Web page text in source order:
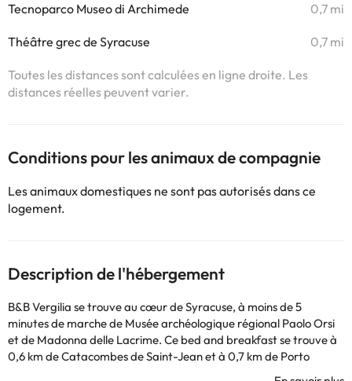
Tecnoparco Museo di Archimede 0,7 mi
Théâtre grec de Syracuse 0,7 mi
Toutes les distances sont calculées en ligne droite. Les
distances réelles peuvent varier.
Conditions pour les animaux de compagnie
Les animaux domestiques ne sont pas autorisés dans ce
logement.
Description de l'hébergement
B&B Vergilia se trouve au cœur de Syracuse, à moins de 5
minutes de marche de Musée archéologique régional Paolo Orsi
et de Madonna delle Lacrime. Ce bed and breakfast se trouve à
0,6 km de Catacombes de Saint-Jean et à 0,7 km de Porto
Piccolo. Avec une terrasse où vous pourrez vous reposer et des